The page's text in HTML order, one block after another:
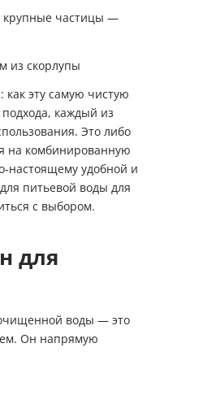
крупные частицы —
из скорлупы
как эту самую чистую
каждый из
Это либо
на комбинированную
удобной и
питьевой воды для
с выбором.
для
воды — это
Он напрямую